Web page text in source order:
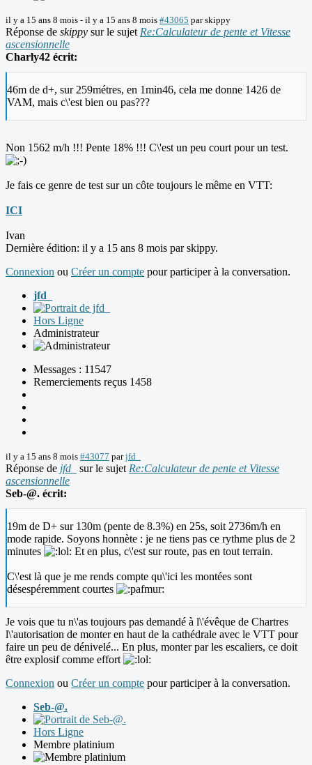
il y a 15 ans 8 mois - il y a 15 ans 8 mois #43065 parskippy
Réponse de skippy sur le sujet Re:Calculateur de pente et Vitesse
ascensionnelle
Charly42 écrit:
46m de d+, sur 259métres, en 1min46, cela me donne 1426 de
VAM, mais c\'est bien ou pas???
Non 1562 m/h !!! Pente 18% !!! C\'est un peu court pour un test.
Je fais ce genre de test sur un côte toujours le même en VTT:
ICI
Ivan
Dernière édition: il y a 15 ans 8 mois parskippy.
Connexion ou Créer un compte pour participer à la conversation.
jfd_
Hors Ligne
Administrateur
Messages : 11547
Remerciements reçus 1458
il y a 15 ans 8 mois #43077 parjfd_
Réponse de jfd_ sur le sujet Re:Calculateur de pente et Vitesse
ascensionnelle
Seb-@. écrit:
19m de D+ sur 130m (pente de 8.3%) en 25s, soit 2736m/h en
mode rapide. Soyons honnète : je ne tiens pas ce rythme plus de 2
minutes
Et en plus, c\'est sur route, pas en tout terrain.
C\'est là que je me rends compte qu\'ici les montées sont
désespéremment courtes
Je vois que tu n\'as toujours pas demandé à l\'évêque de Chartres
l\'autorisation de monter en haut de la cathédrale avec le VTT pour
faire un peu de dénivelé... En plus, monter par les escaliers, ce doit
être explosif comme effort
Connexion ou Créer un compte pour participer à la conversation.
Seb-@.
Hors Ligne
Membre platinium